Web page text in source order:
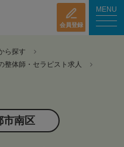
会員登録
MENU
ら探す
整体師・セラピスト求人
市南区